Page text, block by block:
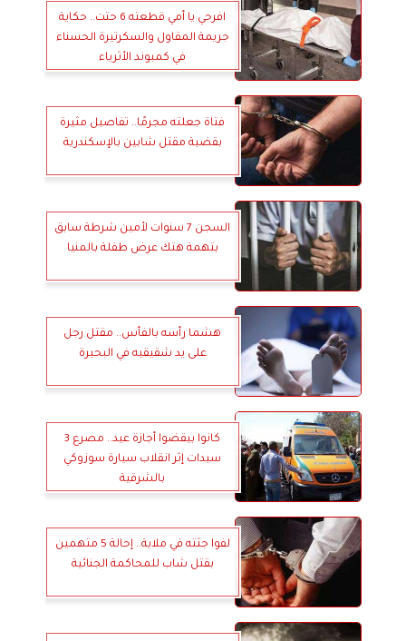
افرحي يا أمي قطعته 6 حتت.. حكاية
جريمة المقاول والسكرتيرة الحسناء
في كمبوند الأثرياء
فتاة جعلته مجرمًا.. تفاصيل مثيرة
بقضية مقتل شابين بالإسكندرية
السجن 7 سنوات لأمين شرطة سابق
بتهمة هتك عرض طفلة بالمنيا
هشما رأسه بالفأس.. مقتل رجل
على يد شقيقيه في البحيرة
كانوا بيقضوا أجازة عيد.. مصرع 3
سيدات إثر انقلاب سيارة سوزوكي
بالشرقية
لفوا جثته في ملاية.. إحالة 5 متهمين
بقتل شاب للمحاكمة الجنائية